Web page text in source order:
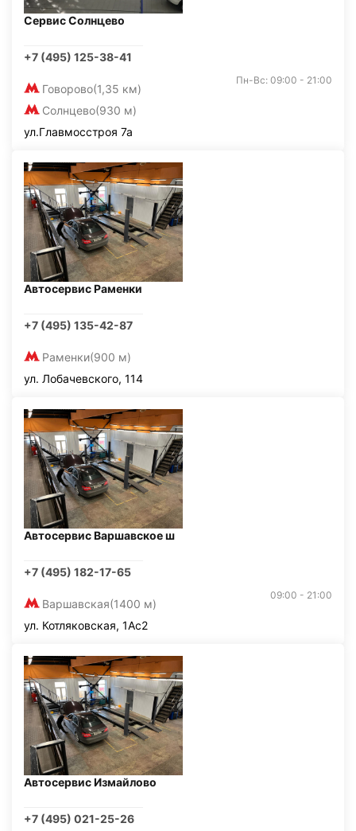
Сервис Солнцево
+7 (495) 125-38-41
Говорово(1,35 км)
Солнцево(930 м)
Пн-Вс: 09:00 - 21:00
ул.Главмосстроя 7а
Автосервис Раменки
+7 (495) 135-42-87
Раменки(900 м)
ул. Лобачевского, 114
Автосервис Варшавское ш
+7 (495) 182-17-65
Варшавская(1400 м)
09:00 - 21:00
ул. Котляковская, 1Ас2
Автосервис Измайлово
+7 (495) 021-25-26